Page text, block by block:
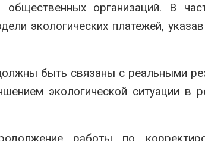
организаций. В
экологических платежей,
быть связаны с реальными
экологической ситуации в